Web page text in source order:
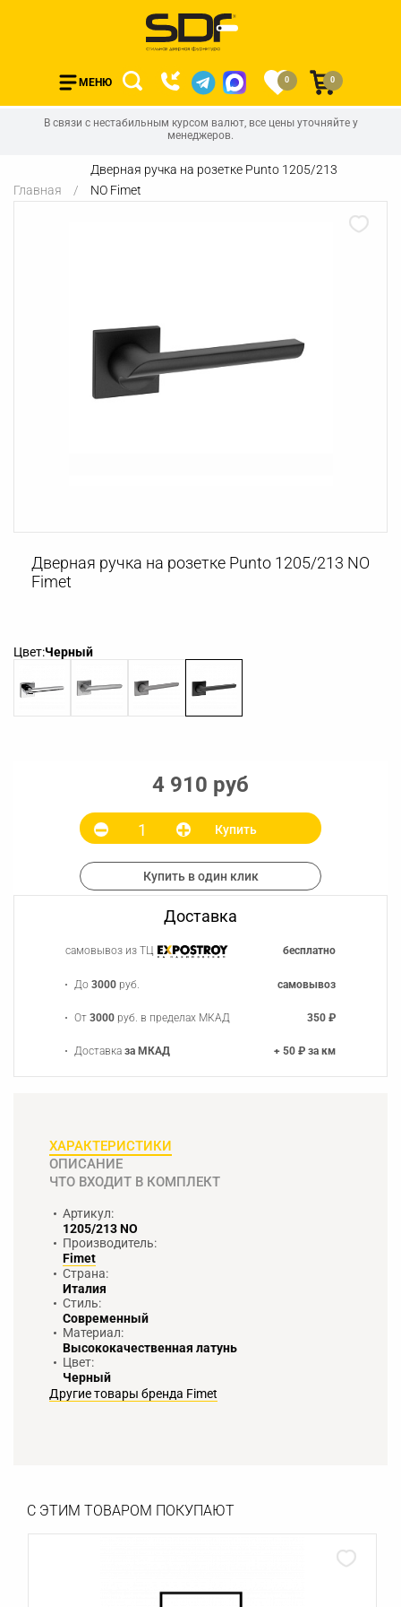
МЕНЮ 0 0
В связи с нестабильным курсом валют, все цены уточняйте у
менеджеров.
Главная
Дверная ручка на розетке Punto 1205/213
NO Fimet
Дверная ручка на розетке Punto 1205/213 NO
Fimet
Цвет:Черный
4 910 руб
Купить
Купить в один клик
Доставка
самовывоз из ТЦ бесплатно
До3000 руб. самовывоз
От3000 руб. в пределах МКАД 350 ₽
Доставказа МКАД + 50 ₽ за км
ХАРАКТЕРИСТИКИ
ОПИСАНИЕ
ЧТО ВХОДИТ В КОМПЛЕКТ
Артикул:
1205/213 NO
Производитель:
Fimet
Страна:
Италия
Стиль:
Современный
Материал:
Высококачественная латунь
Цвет:
Черный
Другие товары бренда Fimet
С ЭТИМ ТОВАРОМ ПОКУПАЮТ